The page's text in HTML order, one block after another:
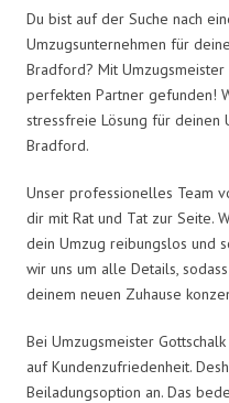
Du bist auf der Suche nach
Umzugsunternehmen für
Bradford? Mit Umzugsmeister
perfekten Partner gefunden!
stressfreie Lösung für deinen
Bradford.
Unser professionelles Team
dir mit Rat und Tat zur Seite.
dein Umzug reibungslos und
wir uns um alle Details,
deinem neuen Zuhause
Bei Umzugsmeister
auf Kundenzufriedenheit.
Beiladungsoption an. Das